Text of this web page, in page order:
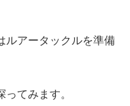
ルアータックルを準備
てみます。